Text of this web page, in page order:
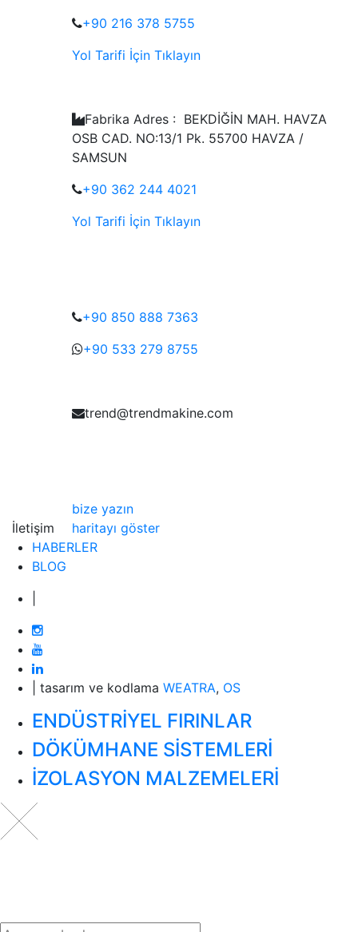
İletişim
+90 216 378 5755
Yol Tarifi İçin Tıklayın
Fabrika Adres : BEKDİĞİN MAH. HAVZA
OSB CAD. NO:13/1 Pk. 55700 HAVZA /
SAMSUN
+90 362 244 4021
Yol Tarifi İçin Tıklayın
+90 850 888 7363
+90 533 279 8755
trend@trendmakine.com
bize yazın
haritayı göster
HABERLER
BLOG
| tasarım ve kodlama WEATRA, OS
ENDÜSTRİYEL FIRINLAR
DÖKÜMHANE SİSTEMLERİ
İZOLASYON MALZEMELERİ